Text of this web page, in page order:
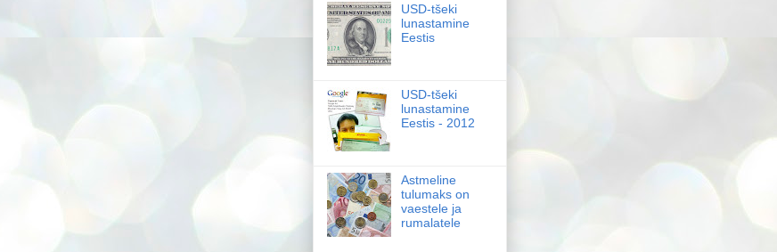
USD-tšeki
lunastamine
Eestis
USD-tšeki
lunastamine
Eestis - 2012
Astmeline
tulumaks on
vaestele ja
rumalatele